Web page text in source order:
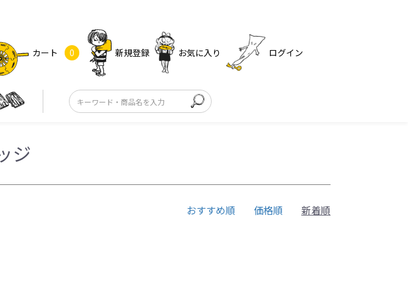
カート 0 新規登録 お気に入り ログイン
ジ
おすすめ順 価格順 新着順